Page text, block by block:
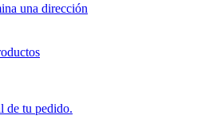
una dirección
de tu pedido.